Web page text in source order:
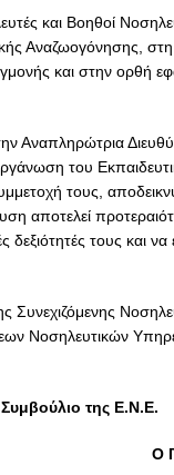
και Βοηθοί
Αναζωογόνησης,
και στην ορθή
Αναπληρώτρια
του
τους,
αποτελεί
τους και να
Νοσηλευτικών
Συμβούλιο της Ε.Ν.Ε.